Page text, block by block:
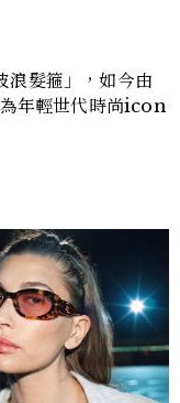
浪髮箍」，如今由
年輕世代時尚icon